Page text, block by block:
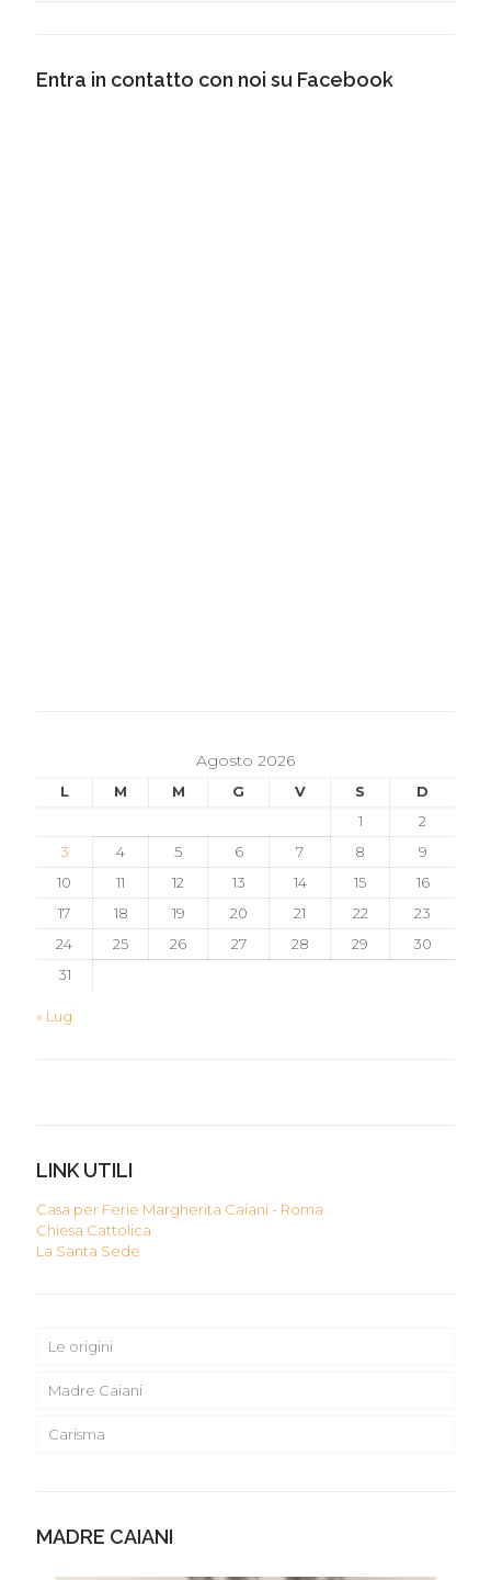
Entra in contatto con noi su Facebook
Agosto 2026
L M M G V S
D
1
2
3
4 5 6 7 8
9
10
11 12 13 14 15
16
17
18 19 20 21 22
23
24
25 26 27 28 29
30
31
« Lug
LINK UTILI
Casa per Ferie Margherita Caiani - Roma
Chiesa Cattolica
La Santa Sede
Le origini
Madre Caiani
Carisma
MADRE CAIANI